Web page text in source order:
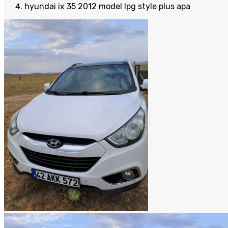
hyundai ix 35 2012 model lpg style plus apa